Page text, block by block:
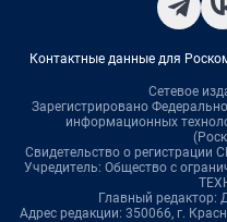
Контактные данные для
Сетевое
Зарегистрировано
информационных
Свидетельство о
Учредитель: Общество с
Главный редактор:
Адрес редакции: 350066, г.